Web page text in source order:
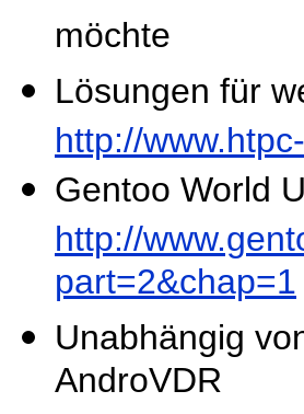
möchte
Lösungen für
http://
Gentoo World
http://
part=2&chap=1
Unabhängig
AndroVDR